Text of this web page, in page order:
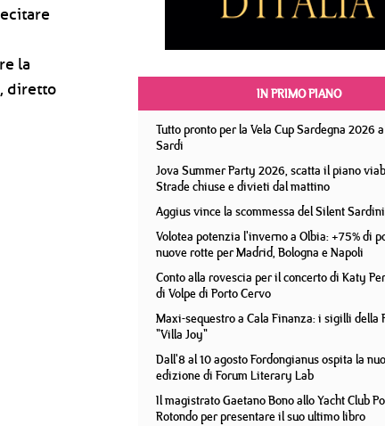
la
diretto
IN PRIMO PIANO
Tutto pronto per la Vela Cup Sardegna 2026
Sardi
Jova Summer Party 2026, scatta il piano
Strade chiuse e divieti dal mattino
Aggius vince la scommessa del Silent
Volotea potenzia l'inverno a Olbia: +75% di
nuove rotte per Madrid, Bologna e Napoli
Conto alla rovescia per il concerto di Katy
di Volpe di Porto Cervo
Maxi-sequestro a Cala Finanza: i sigilli della
"Villa Joy"
Dall'8 al 10 agosto Fordongianus ospita la
edizione di Forum Literary Lab
Il magistrato Gaetano Bono allo Yacht Club
Rotondo per presentare il suo ultimo libro